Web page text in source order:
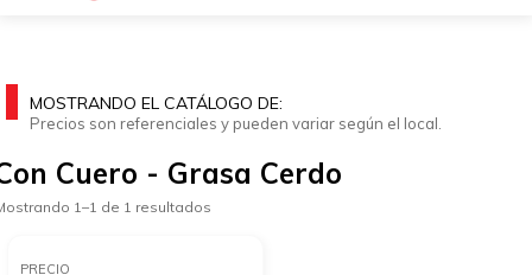
MOSTRANDO EL CATÁLOGO DE:
Precios son referenciales y pueden variar según el local.
Cuero - Grasa Cerdo
1–1 de 1 resultados
PRECIO